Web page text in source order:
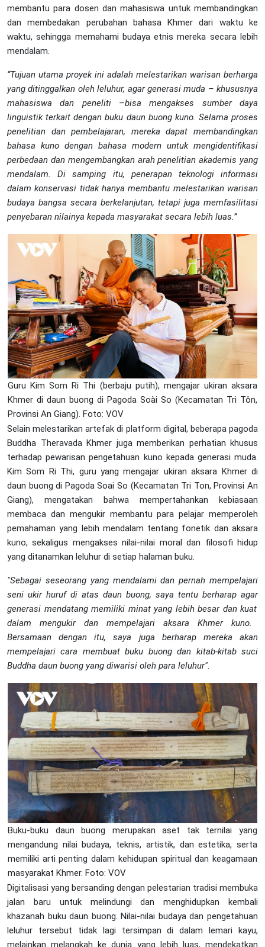
membantu para dosen dan mahasiswa untuk membandingkan
dan membedakan perubahan bahasa Khmer dari waktu ke
waktu, sehingga memahami budaya etnis mereka secara lebih
mendalam.
“Tujuan utama proyek ini adalah melestarikan warisan berharga
yang ditinggalkan oleh leluhur, agar generasi muda – khususnya
mahasiswa dan peneliti –bisa mengakses sumber daya
linguistikterkait denganbuku daun buongkuno. Selama proses
penelitian dan pembelajaran, mereka dapat membandingkan
bahasa kuno dengan bahasa modern untuk mengidentifikasi
perbedaan dan mengembangkan arah penelitian akademis yang
mendalam.Di samping itu, penerapan teknologi informasi
dalam konservasi tidak hanya membantu melestarikan warisan
budaya bangsa secara berkelanjutan, tetapi juga memfasilitasi
penyebaran nilainya kepada masyarakat secara lebih luas.”
Guru Kim Som Ri Thi (berbaju putih), mengajar ukiran aksara
Khmer di daun buong di Pagoda Soài So (Kecamatan Tri Tôn,
Provinsi An Giang). Foto: VOV
Selain melestarikan artefak di platform digital, beberapa pagoda
Buddha Theravada Khmer juga memberikan perhatian khusus
terhadap pewarisan pengetahuan kuno kepada generasi muda.
Kim Som Ri Thi, guru yang mengajar ukiran aksara Khmer di
daun buong di Pagoda Soai So (Kecamatan Tri Ton, Provinsi An
Giang), mengatakan bahwa mempertahankan kebiasaan
membaca dan mengukir membantu para pelajar memperoleh
pemahaman yang lebih mendalam tentang fonetik dan aksara
kuno, sekaligus mengakses nilai-nilai moral dan filosofi hidup
yang ditanamkan leluhur di setiap halaman buku.
"Sebagai seseorang yang mendalami danpernah mempelajari
seni ukir huruf di atas daun buong, saya tentu berharap agar
generasi mendatang memiliki minat yang lebih besar dankuat
dalam mengukir dan mempelajari aksara Khmer kuno.
Bersamaan dengan itu, saya juga berharap mereka akan
mempelajaricara membuat buku buong dan kitab-kitab suci
Buddha daun buong yang diwarisi oleh para leluhur".
Buku-buku daun buong merupakan aset tak ternilai yang
mengandung nilai budaya, teknis, artistik, dan estetika, serta
memiliki arti penting dalam kehidupan spiritual dan keagamaan
masyarakat Khmer. Foto: VOV
Digitalisasi yang bersanding dengan pelestarian tradisi membuka
jalan baru untuk melindungi dan menghidupkan kembali
khazanah buku daun buong. Nilai-nilai budaya dan pengetahuan
leluhur tersebut tidak lagi tersimpan di dalam lemari kayu,
melainkan melangkah ke dunia yang lebih luas, mendekatkan